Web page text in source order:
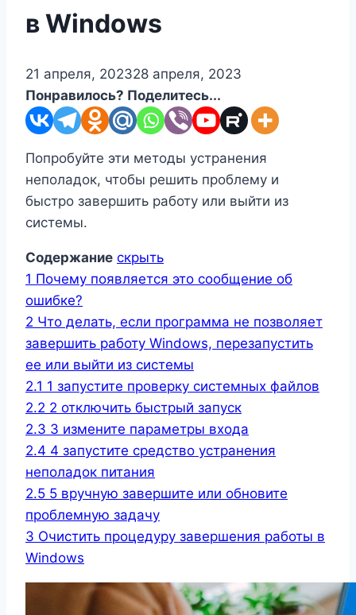
в Windows
21 апреля, 202328 апреля, 2023
Понравилось? Поделитесь...
Попробуйте эти методы устранения
неполадок, чтобы решить проблему и
быстро завершить работу или выйти из
системы.
Содержание скрыть
1 Почему появляется это сообщение об
ошибке?
2 Что делать, если программа не позволяет
завершить работу Windows, перезапустить
ее или выйти из системы
2.1 1 запустите проверку системных файлов
2.2 2 отключить быстрый запуск
2.3 3 измените параметры входа
2.4 4 запустите средство устранения
неполадок питания
2.5 5 вручную завершите или обновите
проблемную задачу
3 Очистить процедуру завершения работы в
Windows